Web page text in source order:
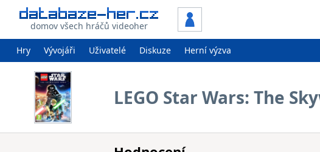
domov všech hráčů videoher
Hry Vývojáři Uživatelé Diskuze Herní výzva
LEGO Star Wars: The